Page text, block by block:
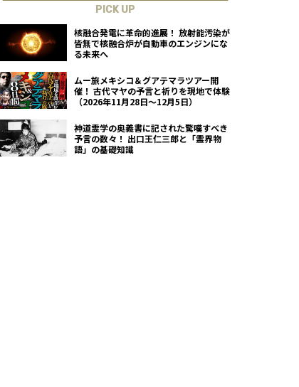
PICK UP
核融合発電に革命的進展！ 放射能汚染が
皆無で核融合炉が自動車のエンジンにな
る未来へ
ムー旅メキシコ＆グアテマラツアー開
催！ 古代マヤの予言と祈りを現地で体験
（2026年11月28日～12月5日）
神道霊学の奥義書に記された驚嘆すべき
予言の数々！ 出口王仁三郎と「霊界物
語」の基礎知識